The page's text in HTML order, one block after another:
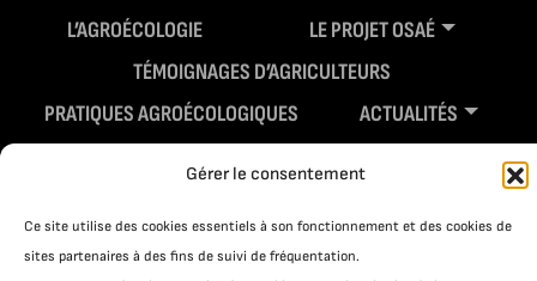
Gérer le consentement
Ce site utilise des cookies essentiels à son fonctionnement et des cookies de
sites partenaires à des fins de suivi de fréquentation.
L’AGROÉCOLOGIE
LE PROJET OSAÉ
TÉMOIGNAGES D’AGRICULTEURS
PRATIQUES AGROÉCOLOGIQUES
ACTUALITÉS